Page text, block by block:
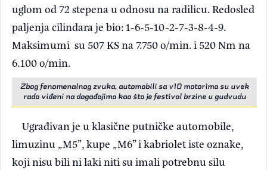
uglom od 72 stepena u odnosu na radilicu. Redosled
paljenja cilindara je bio: 1-6-5-10-2-7-3-8-4-9.
Maksimumi su 507 KS na 7.750 o/min. i 520 Nm na
6.100 o/min.
Zbog fenomenalnog zvuka, automobili sa v10 motorima su uvek
rado viđeni na događajima kao što je festival brzine u gudvudu
Ugrađivan je u klasične putničke automobile,
limuzinu „M5”, kupe „M6” i kabriolet iste oznake,
koji nisu bili ni laki niti su imali potrebnu silu